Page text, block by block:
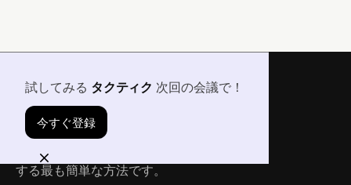
試してみる タクティク 次回の会議で！
今すぐ登録
会議のインサイトを転記、要約、抽出、共有
する最も簡単な方法です。